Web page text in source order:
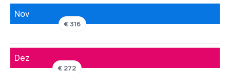
Nov
€ 316
Dez
€ 272